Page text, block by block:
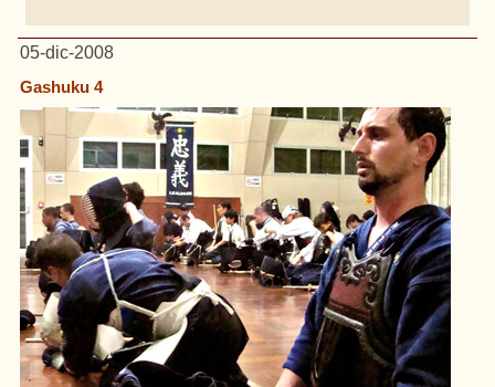
05-dic-2008
Gashuku 4